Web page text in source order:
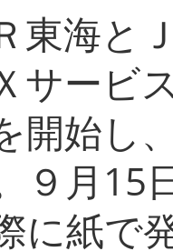
東海と
サー
開始し
９月15
に紙で